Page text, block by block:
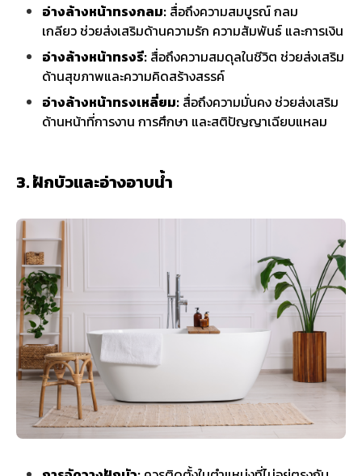
อ่างล้างหน้าทรงกลม: สื่อถึงความสมบูรณ์ กลม
เกลียว ช่วยส่งเสริมด้านความรัก ความสัมพันธ์ และการเงิน
อ่างล้างหน้าทรงรี: สื่อถึงความสมดุลในชีวิต ช่วยส่งเสริม
ด้านสุขภาพและความคิดสร้างสรรค์
อ่างล้างหน้าทรงเหลี่ยม: สื่อถึงความมั่นคง ช่วยส่งเสริม
ด้านหน้าที่การงาน การศึกษา และสติปัญญาเฉียบแหลม
3. ฝักบัวและอ่างอาบน้ำ